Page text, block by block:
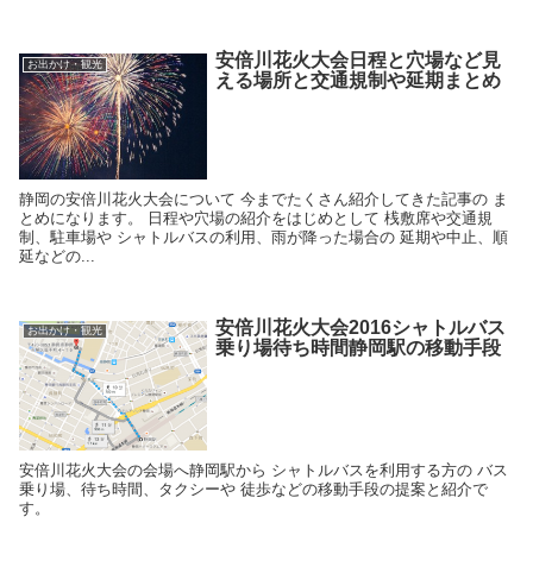
お出かけ・観光
安倍川花火大会日程と穴場など見
える場所と交通規制や延期まとめ
静岡の安倍川花火大会について 今までたくさん紹介してきた記事の ま
とめになります。 日程や穴場の紹介をはじめとして 桟敷席や交通規
制、駐車場や シャトルバスの利用、雨が降った場合の 延期や中止、順
延などの...
お出かけ・観光
安倍川花火大会2016シャトルバス
乗り場待ち時間静岡駅の移動手段
安倍川花火大会の会場へ静岡駅から シャトルバスを利用する方の バス
乗り場、待ち時間、タクシーや 徒歩などの移動手段の提案と紹介で
す。